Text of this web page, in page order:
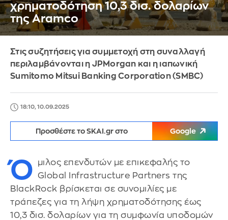
χρηματοδότηση 10,3 δισ. δολαρίων
της Aramco
Στις συζητήσεις για συμμετοχή στη συναλλαγή
περιλαμβάνονται η JPMorgan και η ιαπωνική
Sumitomo Mitsui Banking Corporation (SMBC)
18:10, 10.09.2025
Προσθέστε το SKAI.gr στο Google
Ό
μιλος επενδυτών με επικεφαλής το
Global Infrastructure Partners της
BlackRock βρίσκεται σε συνομιλίες με
τράπεζες για τη λήψη χρηματοδότησης έως
10,3 δισ. δολαρίων για τη συμφωνία υποδομών